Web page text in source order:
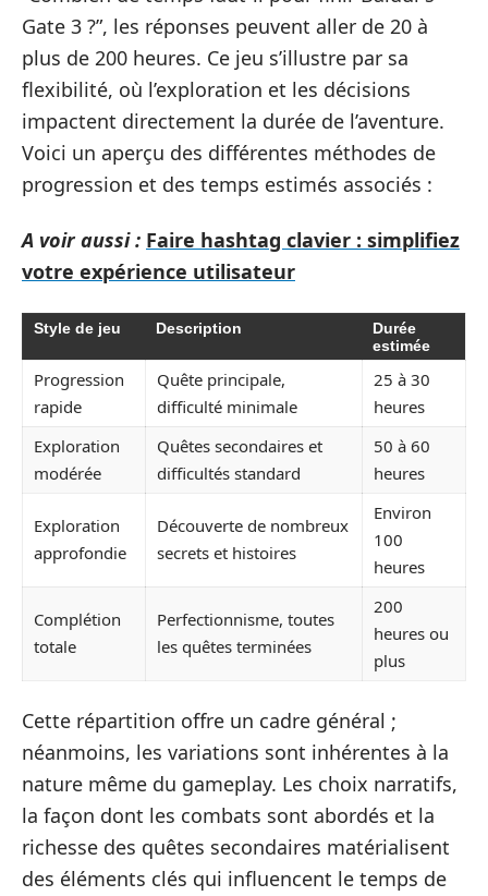
Gate 3 ?”, les réponses peuvent aller de 20 à
plus de 200 heures. Ce jeu s’illustre par sa
flexibilité, où l’exploration et les décisions
impactent directement la durée de l’aventure.
Voici un aperçu des différentes méthodes de
progression et des temps estimés associés :
A voir aussi : Faire hashtag clavier : simplifiez
votre expérience utilisateur
Style de jeu Description
Durée
estimée
Progression
rapide
Quête principale,
difficulté minimale
25 à 30
heures
Exploration
modérée
Quêtes secondaires et
difficultés standard
50 à 60
heures
Exploration
approfondie
Découverte de nombreux
secrets et histoires
Environ
100
heures
Complétion
totale
Perfectionnisme, toutes
les quêtes terminées
200
heures ou
plus
Cette répartition offre un cadre général ;
néanmoins, les variations sont inhérentes à la
nature même du gameplay. Les choix narratifs,
la façon dont les combats sont abordés et la
richesse des quêtes secondaires matérialisent
des éléments clés qui influencent le temps de